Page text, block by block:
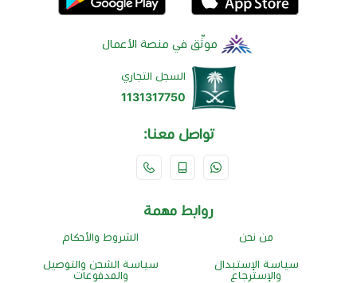
موثّق في منصة الأعمال
السجل التجاري
1131317750
تواصل معنا:
روابط مهمة
من نحن الشروط والأحكام
سياسة الإستبدال
والإسترجاع
سياسة الشحن والتوصيل
والمدفوعات